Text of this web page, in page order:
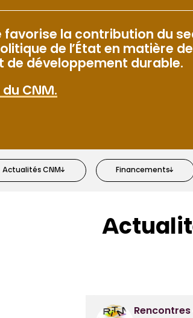
SPÉCIAL
SPÉCIAL
de musique et de
favorise la contribution du
de l’État en matière de
de développement durable.
CNM.
Actualités CNM Financements
Rencontres